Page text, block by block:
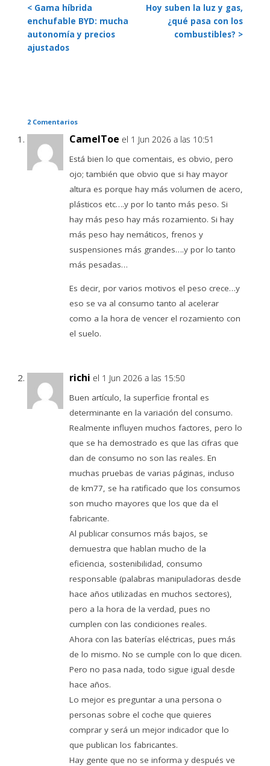
< Gama híbrida
enchufable BYD: mucha
autonomía y precios
ajustados
Hoy suben la luz y gas,
¿qué pasa con los
combustibles? >
2 Comentarios
CamelToe el 1 Jun 2026 a las 10:51
Está bien lo que comentais, es obvio, pero
ojo; también que obvio que si hay mayor
altura es porque hay más volumen de acero,
plásticos etc….y por lo tanto más peso. Si
hay más peso hay más rozamiento. Si hay
más peso hay nemáticos, frenos y
suspensiones más grandes….y por lo tanto
más pesadas…
Es decir, por varios motivos el peso crece…y
eso se va al consumo tanto al acelerar
como a la hora de vencer el rozamiento con
el suelo.
richi el 1 Jun 2026 a las 15:50
Buen artículo, la superficie frontal es
determinante en la variación del consumo.
Realmente influyen muchos factores, pero lo
que se ha demostrado es que las cifras que
dan de consumo no son las reales. En
muchas pruebas de varias páginas, incluso
de km77, se ha ratificado que los consumos
son mucho mayores que los que da el
fabricante.
Al publicar consumos más bajos, se
demuestra que hablan mucho de la
eficiencia, sostenibilidad, consumo
responsable (palabras manipuladoras desde
hace años utilizadas en muchos sectores),
pero a la hora de la verdad, pues no
cumplen con las condiciones reales.
Ahora con las baterías eléctricas, pues más
de lo mismo. No se cumple con lo que dicen.
Pero no pasa nada, todo sigue igual desde
hace años.
Lo mejor es preguntar a una persona o
personas sobre el coche que quieres
comprar y será un mejor indicador que lo
que publican los fabricantes.
Hay gente que no se informa y después ve